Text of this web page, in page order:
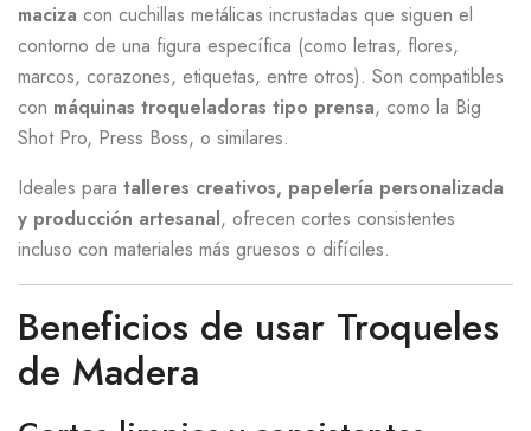
maciza con cuchillas metálicas incrustadas que siguen el
contorno de una figura específica (como letras, flores,
marcos, corazones, etiquetas, entre otros). Son compatibles
con máquinas troqueladoras tipo prensa, como la Big
Shot Pro, Press Boss, o similares.
Ideales para talleres creativos, papelería personalizada
y producción artesanal, ofrecen cortes consistentes
incluso con materiales más gruesos o difíciles.
Beneficios de usar Troqueles
de Madera